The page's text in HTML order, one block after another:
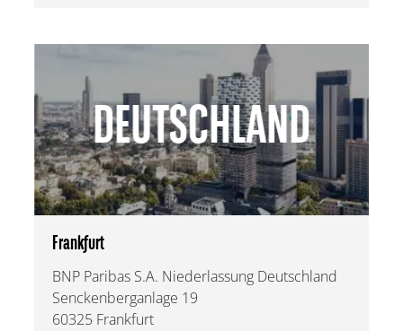
DEUTSCHLAND
Frankfurt
BNP Paribas S.A. Niederlassung Deutschland
Senckenberganlage 19
60325 Frankfurt